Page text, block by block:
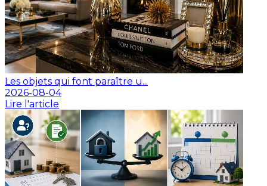
Les objets qui font paraître u...
2026-08-04
Lire l'article